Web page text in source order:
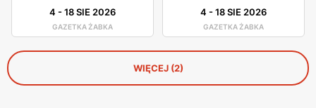
4 -18 SIE 2026
GAZETKA ŻABKA
4 -18 SIE 2026
GAZETKA ŻABKA
WIĘCEJ (2)